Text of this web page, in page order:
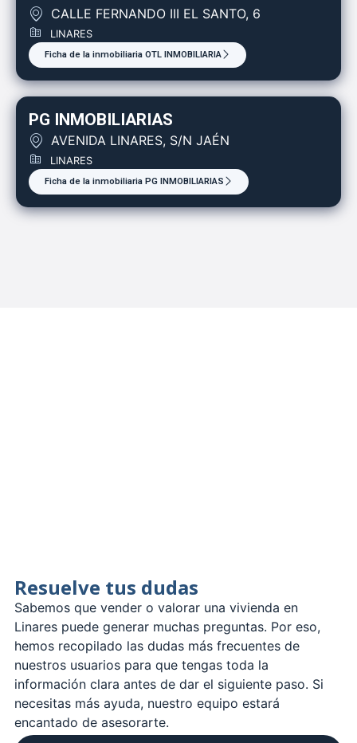
CALLE FERNANDO III EL SANTO, 6
LINARES
Ficha de la inmobiliaria OTL INMOBILIARIA
PG INMOBILIARIAS
AVENIDA LINARES, S/N JAÉN
LINARES
Ficha de la inmobiliaria PG INMOBILIARIAS
Resuelve tus dudas
Sabemos que vender o valorar una vivienda en
Linares puede generar muchas preguntas. Por eso,
hemos recopilado las dudas más frecuentes de
nuestros usuarios para que tengas toda la
información clara antes de dar el siguiente paso. Si
necesitas más ayuda, nuestro equipo estará
encantado de asesorarte.